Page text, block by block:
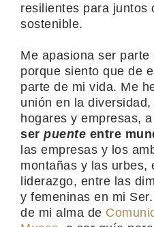
resilientes para juntos
sostenible.
Me apasiona ser
porque siento que de
parte de mi vida. Me
unión en la
hogares y empresas,
ser puente entre
las empresas y los
montañas y las urbes,
liderazgo, entre las
y femeninas en mi
de mi alma de